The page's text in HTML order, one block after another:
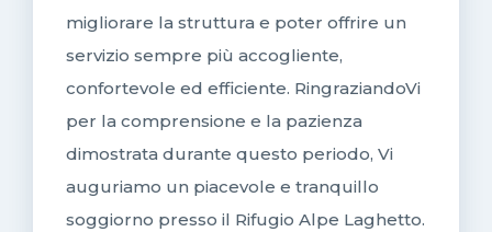
migliorare la struttura e poter offrire un
servizio sempre più accogliente,
confortevole ed efficiente. RingraziandoVi
per la comprensione e la pazienza
dimostrata durante questo periodo, Vi
auguriamo un piacevole e tranquillo
soggiorno presso il Rifugio Alpe Laghetto.